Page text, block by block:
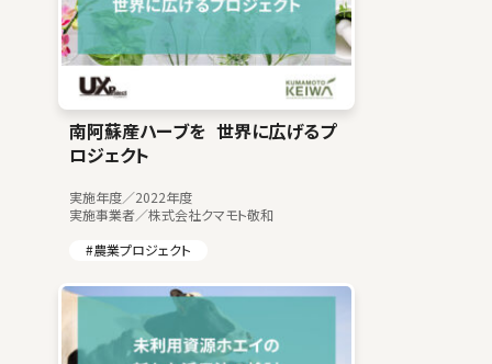
南阿蘇産ハーブを 世界に広げるプ
ロジェクト
実施年度／2022年度
実施事業者／株式会社クマモト敬和
#農業プロジェクト